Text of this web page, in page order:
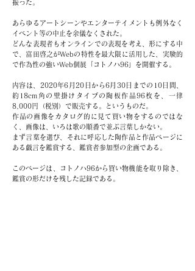
振った。
あらゆるアートシーンやエンターテイメントも例外なく
イベント等の中止を余儀なくされた。
どんな表現者もオンラインでの表現を考え、形にする中
で、富田啓之がWebの特性を最大限に活用した、実験的
で作為性の強いWeb個展「コトノハ96」を開催する。
内容は、2020年6月20日から6月30日までの10日間、
約18cm角の壁掛けタイプの陶板作品96枚を、一律
8,000円（税別）で販売する。というものだ。
作品の画像をカタログ的に見て買い物をするのではな
く、画像は、いろは歌の順番で並ぶ言葉しかない。
まず言葉を選び、それに呼応した陶作品と作品ページに
ある戯言を鑑賞する、鑑賞者参加型の企画である。
このページは、コトノハ96から買い物機能を取り除き、
鑑賞の形だけを残した記録である。